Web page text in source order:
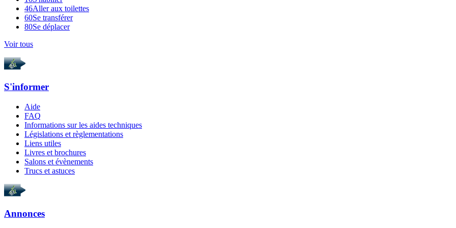
46Aller aux toilettes
60Se transférer
80Se déplacer
Voir tous
S'informer
Aide
FAQ
Informations sur les aides techniques
Législations et règlementations
Liens utiles
Livres et brochures
Salons et évènements
Trucs et astuces
Annonces